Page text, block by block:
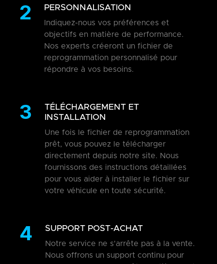
2 PERSONNALISATION
Indiquez-nous vos préférences et
objectifs en matière de performance.
Nos experts créeront un fichier de
reprogrammation personnalisé pour
répondre à vos besoins.
3
TÉLÉCHARGEMENT ET
INSTALLATION
Une fois le fichier de reprogrammation
prêt, vous pouvez le télécharger
directement depuis notre site. Nous
fournissons des instructions détaillées
pour vous aider à installer le fichier sur
votre véhicule en toute sécurité.
4 SUPPORT POST-ACHAT
Notre service ne s'arrête pas à la vente.
Nous offrons un support continu pour